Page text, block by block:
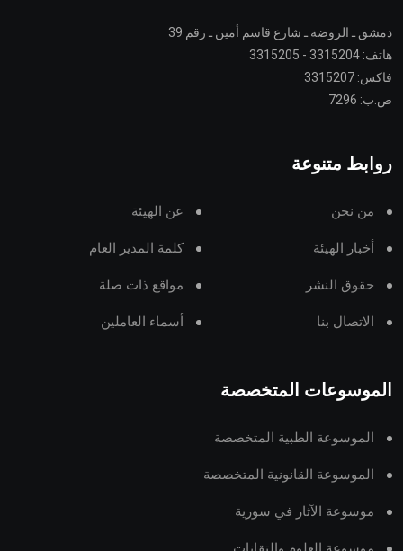
دمشق ـ الروضة ـ شارع قاسم أمين ـ رقم 39
هاتف: 3315204 - 3315205
فاكس: 3315207
ص.ب: 7296
روابط متنوعة
من نحن عن الهيئة
أخبار الهيئة كلمة المدير العام
حقوق النشر مواقع ذات صلة
الاتصال بنا أسماء العاملين
الموسوعات المتخصصة
الموسوعة الطبية المتخصصة
الموسوعة القانونية المتخصصة
موسوعة الآثار في سورية